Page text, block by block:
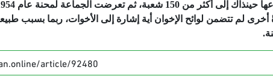
لم تتضمن لوائح الإخوان أية إشارة إلى الأخوات، ربما بسبب
article/92480